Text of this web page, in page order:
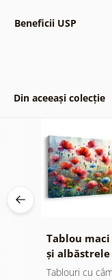
Beneficii USP
Din aceeași colecție
Tablou
și albăstrele
Tablouri cu